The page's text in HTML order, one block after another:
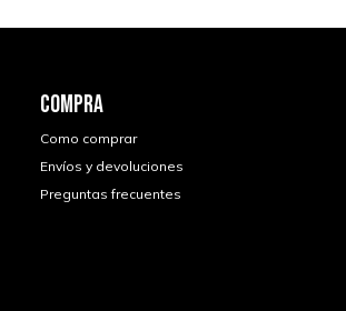
COMPRA
Como comprar
Envíos y devoluciones
Preguntas frecuentes